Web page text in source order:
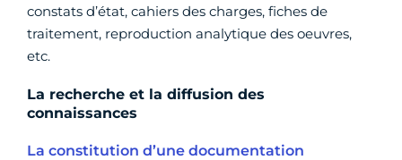
constats d’état, cahiers des charges, fiches de
traitement, reproduction analytique des oeuvres,
etc.
La recherche et la diffusion des
connaissances
La constitution d’une documentation